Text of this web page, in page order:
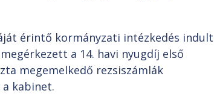
érintő kormányzati intézkedés indult
a 14. havi nyugdíj első
megemelkedő rezsiszámlák
kabinet.